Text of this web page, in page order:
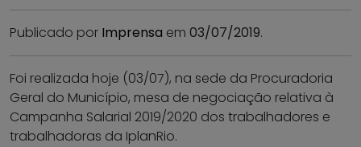
Publicado por Imprensa em 03/07/2019.
Foi realizada hoje (03/07), na sede da Procuradoria
Geral do Município, mesa de negociação relativa à
Campanha Salarial 2019/2020 dos trabalhadores e
trabalhadoras da IplanRio.